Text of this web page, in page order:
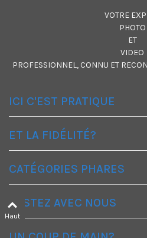
VOTRE
PHOTO
ET
VIDEO
PROFESSIONNEL, CONNU ET
ICI C'EST PRATIQUE
ET LA FIDÉLITÉ?
CATÉGORIES PHARES
RESTEZ AVEC NOUS
Haut